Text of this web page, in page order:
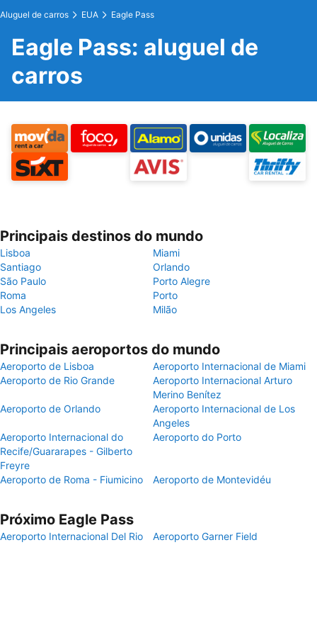
Aluguel de carros EUA Eagle Pass
Eagle Pass: aluguel de
carros
Principais destinos do mundo
Lisboa
Miami
Santiago
Orlando
São Paulo
Porto Alegre
Roma
Porto
Los Angeles
Milão
Principais aeroportos do mundo
Aeroporto de Lisboa
Aeroporto Internacional de Miami
Aeroporto de Rio Grande
Aeroporto Internacional Arturo
Merino Benítez
Aeroporto de Orlando
Aeroporto Internacional de Los
Angeles
Aeroporto Internacional do
Recife/Guararapes - Gilberto
Freyre
Aeroporto do Porto
Aeroporto de Roma - Fiumicino Aeroporto de Montevidéu
Próximo Eagle Pass
Aeroporto Internacional Del Rio Aeroporto Garner Field